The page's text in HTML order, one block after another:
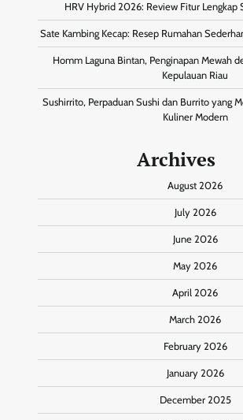
HRV Hybrid 2026: Review Fitur Lengkap
Sate Kambing Kecap: Resep Rumahan
Homm Laguna Bintan, Penginapan Mewah
Kepulauan Riau
Sushirrito, Perpaduan Sushi dan Burrito yang
Kuliner Modern
Archives
August 2026
July 2026
June 2026
May 2026
April 2026
March 2026
February 2026
January 2026
December 2025